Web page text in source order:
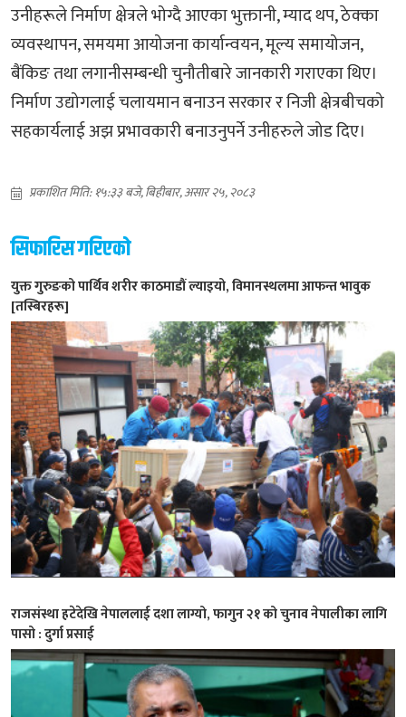
उनीहरूले निर्माण क्षेत्रले भोग्दै आएका भुक्तानी, म्याद थप, ठेक्का
व्यवस्थापन, समयमा आयोजना कार्यान्वयन, मूल्य समायोजन,
बैंकिङ तथा लगानीसम्बन्धी चुनौतीबारे जानकारी गराएका थिए।
निर्माण उद्योगलाई चलायमान बनाउन सरकार र निजी क्षेत्रबीचको
सहकार्यलाई अझ प्रभावकारी बनाउनुपर्ने उनीहरुले जोड दिए।
प्रकाशित मिति: १५:३३ बजे, बिहीबार, असार २५, २०८३
सिफारिस गरिएको
युक्त गुरुङको पार्थिव शरीर काठमाडौं ल्याइयो, विमानस्थलमा आफन्त भावुक
[तस्बिरहरू]
राजसंस्था हटेदेखि नेपाललाई दशा लाग्यो, फागुन २१ को चुनाव नेपालीका लागि
पासो : दुर्गा प्रसाई